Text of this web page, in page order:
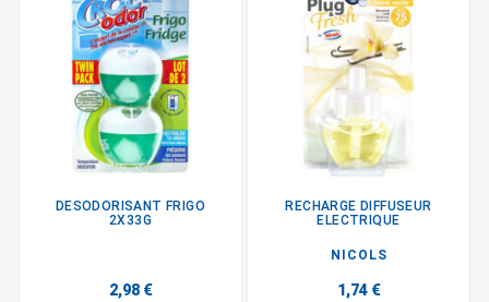
DESODORISANT FRIGO
2X33G
2,98 €
RECHARGE DIFFUSEUR
ELECTRIQUE
NICOLS
1,74 €